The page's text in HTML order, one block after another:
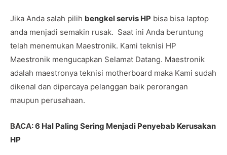
Jika Anda salah pilih bengkel servis HP bisa bisa laptop
anda menjadi semakin rusak. Saat ini Anda beruntung
telah menemukan Maestronik. Kami teknisi HP
Maestronik mengucapkan Selamat Datang. Maestronik
adalah maestronya teknisi motherboard maka Kami sudah
dikenal dan dipercaya pelanggan baik perorangan
maupun perusahaan.
BACA:6 Hal Paling Sering Menjadi Penyebab Kerusakan
HP